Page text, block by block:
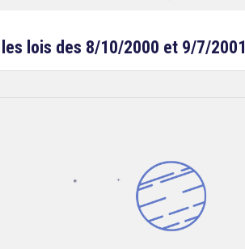
lois des 8/10/2000 et 9/7/2001